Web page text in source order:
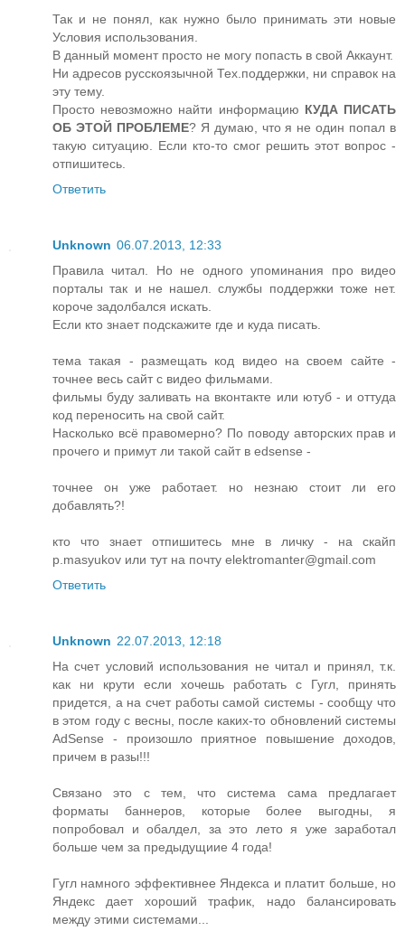
Так и не понял, как нужно было принимать эти новые
Условия использования.
В данный момент просто не могу попасть в свой Аккаунт.
Ни адресов русскоязычной Тех.поддержки, ни справок на
эту тему.
Просто невозможно найти информацию КУДА ПИСАТЬ
ОБ ЭТОЙ ПРОБЛЕМЕ? Я думаю, что я не один попал в
такую ситуацию. Если кто-то смог решить этот вопрос -
отпишитесь.
Ответить
Unknown 06.07.2013, 12:33
Правила читал. Но не одного упоминания про видео
порталы так и не нашел. службы поддержки тоже нет.
короче задолбался искать.
Если кто знает подскажите где и куда писать.
тема такая - размещать код видео на своем сайте -
точнее весь сайт с видео фильмами.
фильмы буду заливать на вконтакте или ютуб - и оттуда
код переносить на свой сайт.
Насколько всё правомерно? По поводу авторских прав и
прочего и примут ли такой сайт в edsense -
точнее он уже работает. но незнаю стоит ли его
добавлять?!
кто что знает отпишитесь мне в личку - на скайп
p.masyukov или тут на почту elektromanter@gmail.com
Ответить
Unknown 22.07.2013, 12:18
На счет условий использования не читал и принял, т.к.
как ни крути если хочешь работать с Гугл, принять
придется, а на счет работы самой системы - сообщу что
в этом году с весны, после каких-то обновлений системы
AdSense - произошло приятное повышение доходов,
причем в разы!!!
Связано это с тем, что система сама предлагает
форматы баннеров, которые более выгодны, я
попробовал и обалдел, за это лето я уже заработал
больше чем за предыдущиие 4 года!
Гугл намного эффективнее Яндекса и платит больше, но
Яндекс дает хороший трафик, надо балансировать
между этими системами...